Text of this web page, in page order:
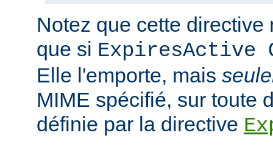
Notez que cette directive
que si ExpiresActive
Elle l'emporte, mais
MIME spécifié, sur toute
définie par la directive